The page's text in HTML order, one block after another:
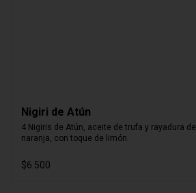
Nigiri de Atún
4 Nigiris de Atún, aceite de trufa y rayadura de
naranja, con toque de limón.
$6.500